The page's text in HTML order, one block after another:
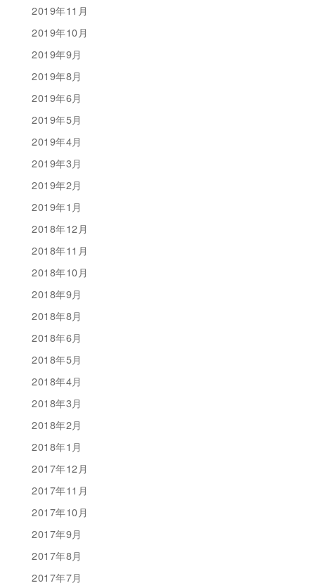
2019年11月
2019年10月
2019年9月
2019年8月
2019年6月
2019年5月
2019年4月
2019年3月
2019年2月
2019年1月
2018年12月
2018年11月
2018年10月
2018年9月
2018年8月
2018年6月
2018年5月
2018年4月
2018年3月
2018年2月
2018年1月
2017年12月
2017年11月
2017年10月
2017年9月
2017年8月
2017年7月